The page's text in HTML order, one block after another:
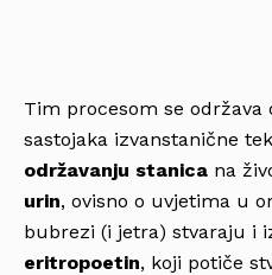
Tim procesom se održava
sastojaka izvanstanične
održavanju stanica na
urin, ovisno o uvjetima u
bubrezi (i jetra) stvaraju i
eritropoetin, koji potiče